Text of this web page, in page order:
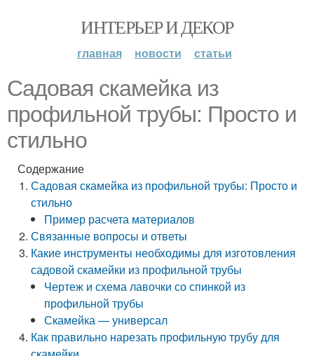
ИНТЕРЬЕР И ДЕКОР
главная новости статьи
Садовая скамейка из
профильной трубы: Просто и
стильно
Содержание
Садовая скамейка из профильной трубы: Просто и
стильно
Пример расчета материалов
Связанные вопросы и ответы
Какие инструменты необходимы для изготовления
садовой скамейки из профильной трубы
Чертеж и схема лавочки со спинкой из
профильной трубы
Скамейка — универсал
Как правильно нарезать профильную трубу для